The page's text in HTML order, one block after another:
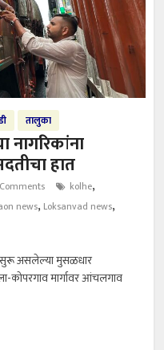
तालुका
हात
kolhe,
news, Loksanvad news,
सुरू असलेल्या मुसळधार
कोपरगाव मार्गावर आंचलगाव